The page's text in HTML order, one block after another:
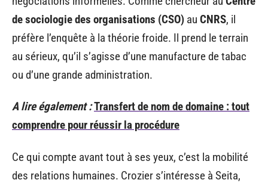
de sociologie des organisations (CSO) au CNRS, il
préfère l’enquête à la théorie froide. Il prend le terrain
au sérieux, qu’il s’agisse d’une manufacture de tabac
ou d’une grande administration.
A lire également :Transfert de nom de domaine : tout
comprendre pour réussir la procédure
Ce qui compte avant tout à ses yeux, c’est la mobilité
des relations humaines. Crozier s’intéresse à Seita,